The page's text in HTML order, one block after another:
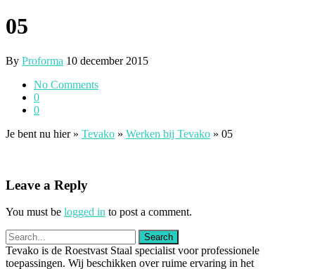
05
By Proforma 10 december 2015
No Comments
0
0
Je bent nu hier » Tevako » Werken bij Tevako » 05
Leave a Reply
You must be logged in to post a comment.
Tevako is de Roestvast Staal specialist voor professionele
toepassingen. Wij beschikken over ruime ervaring in het